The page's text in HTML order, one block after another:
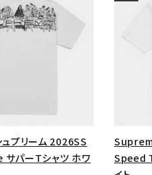
プリーム 2026SS
パーTシャツ ホワ
Speed